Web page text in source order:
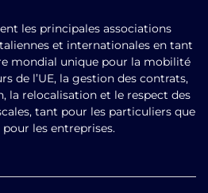
les principales associations
et internationales en tant
mondial unique pour la mobilité
de l’UE, la gestion des contrats,
la relocalisation et le respect des
tant pour les particuliers que
pour les entreprises.